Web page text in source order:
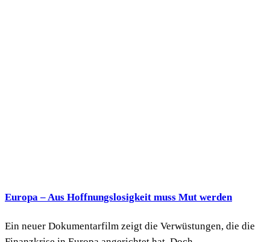
Europa – Aus Hoffnungslosigkeit muss Mut werden
Ein neuer Dokumentarfilm zeigt die Verwüstungen, die die